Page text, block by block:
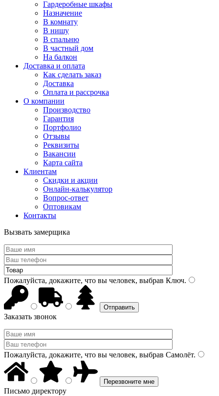
Гардеробные шкафы
Назначение
В комнату
В нишу
В спальню
В частный дом
На балкон
Доставка и оплата
Как сделать заказ
Доставка
Оплата и рассрочка
О компании
Производство
Гарантия
Портфолио
Отзывы
Реквизиты
Вакансии
Карта сайта
Клиентам
Скидки и акции
Онлайн-калькулятор
Вопрос-ответ
Оптовикам
Контакты
Вызвать замерщика
Пожалуйста, докажите, что вы человек, выбрав Ключ.
Заказать звонок
Пожалуйста, докажите, что вы человек, выбрав Самолёт.
Письмо директору